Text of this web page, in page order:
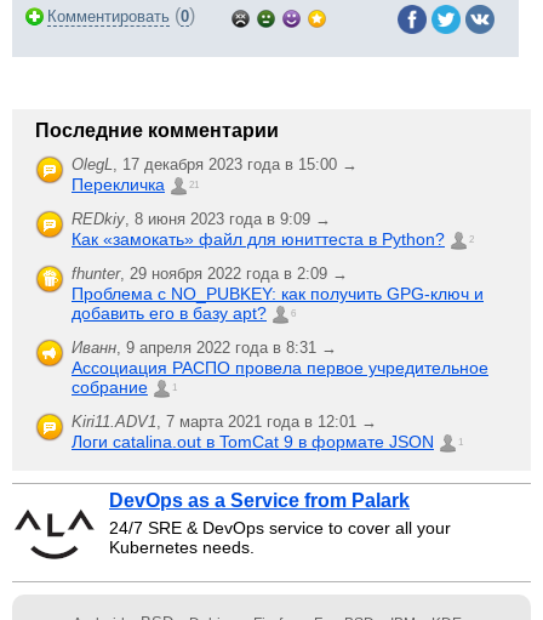
Комментировать (0)
Последние комментарии
OlegL, 17 декабря 2023 года в 15:00 →
Перекличка 21
REDkiy, 8 июня 2023 года в 9:09 →
Как «замокать» файл для юниттеста в Python? 2
fhunter, 29 ноября 2022 года в 2:09 →
Проблема с NO_PUBKEY: как получить GPG-ключ и
добавить его в базу apt?
6
Иванн, 9 апреля 2022 года в 8:31 →
Ассоциация РАСПО провела первое учредительное
собрание
1
Kiri11.ADV1, 7 марта 2021 года в 12:01 →
Логи catalina.out в TomCat 9 в формате JSON 1
DevOps as a Service from Palark
24/7 SRE & DevOps service to cover all your
Kubernetes needs.